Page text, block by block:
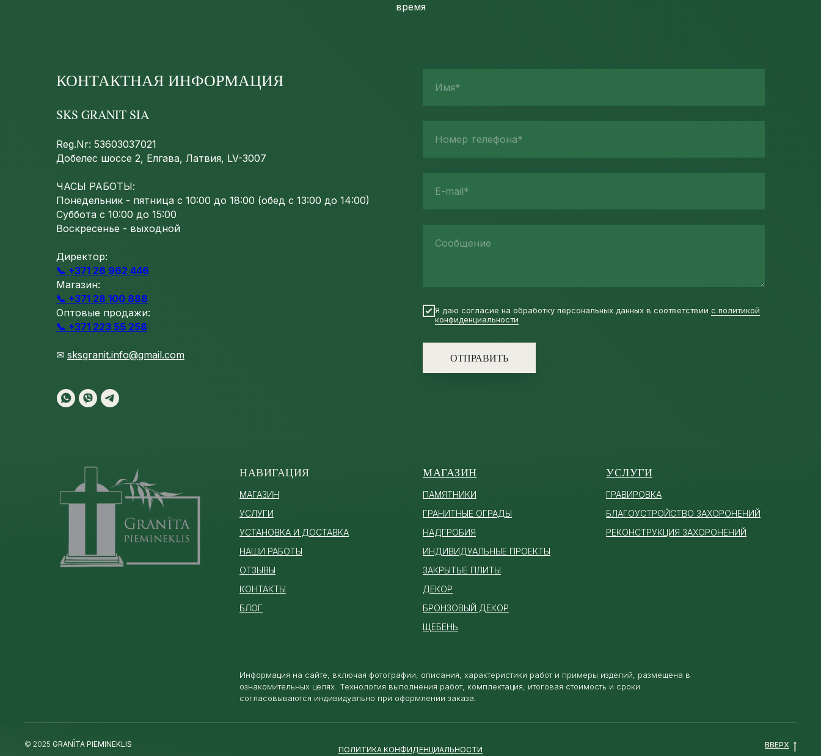
время
КОНТАКТНАЯ ИНФОРМАЦИЯ
SKS GRANIT SIA
Reg.Nr: 53603037021
Добелес шоссе 2, Елгава, Латвия, LV-3007
ЧАСЫ РАБОТЫ:
Понедельник - пятница с 10:00 до 18:00 (обед с 13:00 до 14:00)
Суббота с 10:00 до 15:00
Воскресенье - выходной
Директор:
📞 +371 26 962 446
Магазин:
📞 +371 28 100 888
Оптовые продажи:
📞 +371 223 55 258
✉ sksgranit.info@gmail.com
Имя*
Номер телефона*
E-mail*
Сообщение
Я даю согласие на обработку персональных данных в соответствии с политикой
конфиденциальности
ОТПРАВИТЬ
НАВИГАЦИЯ
МАГАЗИН
УСЛУГИ
УСТАНОВКА И ДОСТАВКА
НАШИ РАБОТЫ
ОТЗЫВЫ
КОНТАКТЫ
БЛОГ
МАГАЗИН
ПАМЯТНИКИ
ГРАНИТНЫЕ ОГРАДЫ
НАДГРОБИЯ
ИНДИВИДУАЛЬНЫЕ ПРОЕКТЫ
ЗАКРЫТЫЕ ПЛИТЫ
ДЕКОР
БРОНЗОВЫЙ ДЕКОР
ЩЕБЕНЬ
УСЛУГИ
ГРАВИРОВКА
БЛАГОУСТРОЙСТВО ЗАХОРОНЕНИЙ
РЕКОНСТРУКЦИЯ ЗАХОРОНЕНИЙ
Информация на сайте, включая фотографии, описания, характеристики работ и примеры изделий, размещена в
ознакомительных целях. Технология выполнения работ, комплектация, итоговая стоимость и сроки
согласовываются индивидуально при оформлении заказа.
© 2025 GRANĪTA PIEMINEKLIS
ПОЛИТИКА КОНФИДЕНЦИАЛЬНОСТИ
ВВЕРХ